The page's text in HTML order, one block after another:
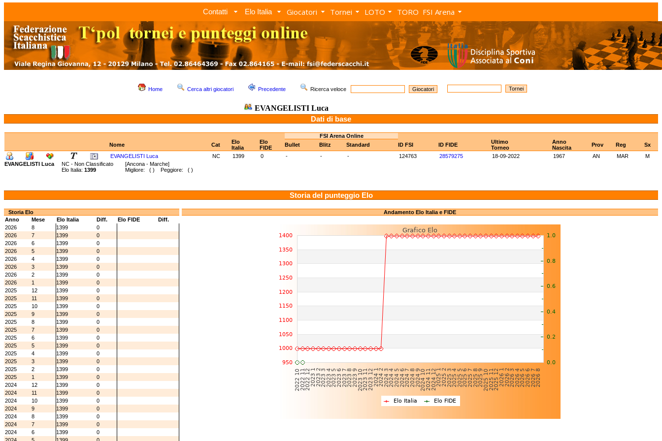
Contatti Elo Italia Giocatori Tornei LOTO TORO FSI Arena
Home Cerca altri giocatori Precedente Ricerca veloce
EVANGELISTI Luca
Dati di base
FSI Arena Online
Nome
Cat
Elo
Italia
Elo
FIDE
Bullet Blitz Standard ID FSI ID FIDE
Ultimo
Torneo
Anno
Nascita
Prov Reg
Sx
EVANGELISTI Luca
NC 1399 0 - - - 124763 28579275 18-09-2022 1967 AN MAR
M
EVANGELISTI Luca
NC - Non Classificato [Ancona - Marche]
Elo Italia: 1399 Migliore: ( ) Peggiore: ( )
Storia del punteggio Elo
Storia Elo
Anno
Mese Elo Italia Diff. Elo FIDE
Diff.
2026
8 1399
0
2026
7 1399
0
2026
6 1399
0
2026
5 1399
0
2026
4 1399
0
2026
3 1399
0
2026
2 1399
0
2026
1 1399
0
2025
12 1399
0
2025
11 1399
0
2025
10 1399
0
2025
9 1399
0
2025
8 1399
0
2025
7 1399
0
2025
6 1399
0
2025
5 1399
0
2025
4 1399
0
2025
3 1399
0
2025
2 1399
0
2025
1 1399
0
2024
12 1399
0
2024
11 1399
0
2024
10 1399
0
2024
9 1399
0
2024
8 1399
0
2024
7 1399
0
2024
6 1399
0
Andamento Elo Italia e FIDE